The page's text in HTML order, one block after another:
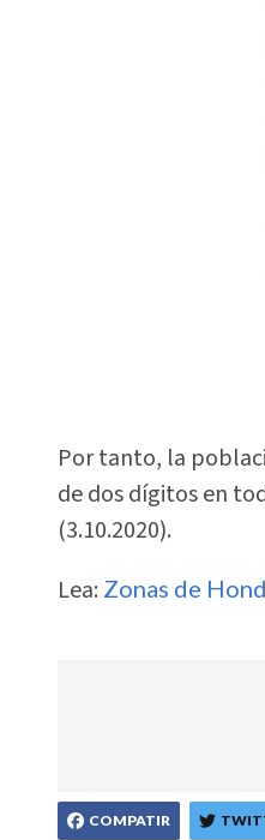
Por tanto, la
de dos dígitos en
(3.10.2020).
Lea: Zonas de
COMPATIR